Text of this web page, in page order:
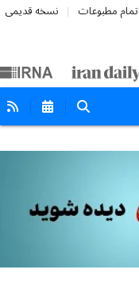
تمام مطبوعات نسخه قدیمی